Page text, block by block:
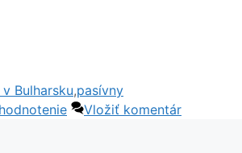
Bulharsku,pasívny
Vložiť komentár